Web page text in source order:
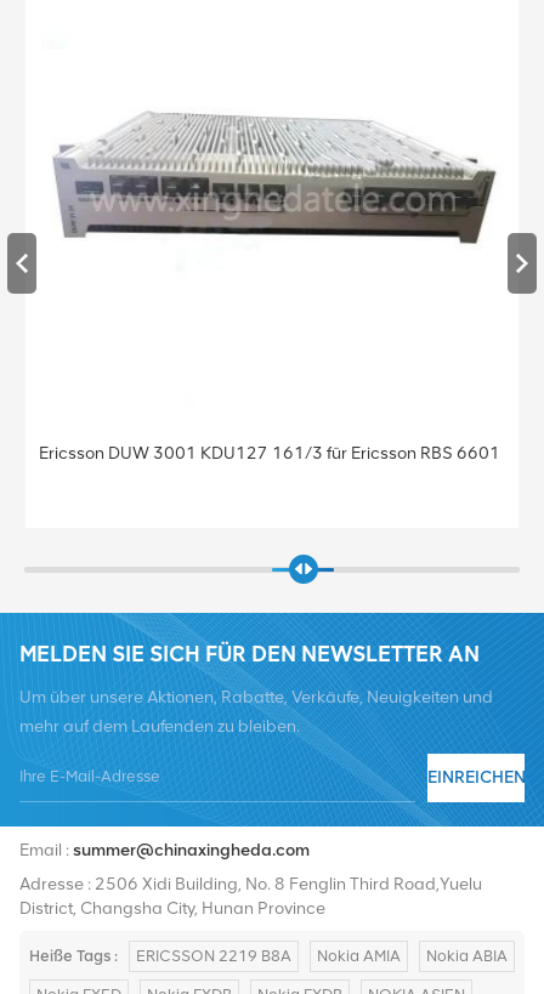
Ericsson DUW 3001 KDU127 161/3 für Ericsson RBS 6601
MELDEN SIE SICH FÜR DEN NEWSLETTER AN
Um über unsere Aktionen, Rabatte, Verkäufe, Neuigkeiten und
mehr auf dem Laufenden zu bleiben.
EINREICHEN
Email :summer@chinaxingheda.com
Adresse : 2506 Xidi Building, No. 8 Fenglin Third Road,Yuelu
District, Changsha City, Hunan Province
Heiße Tags : ERICSSON 2219 B8A Nokia AMIA Nokia ABIA